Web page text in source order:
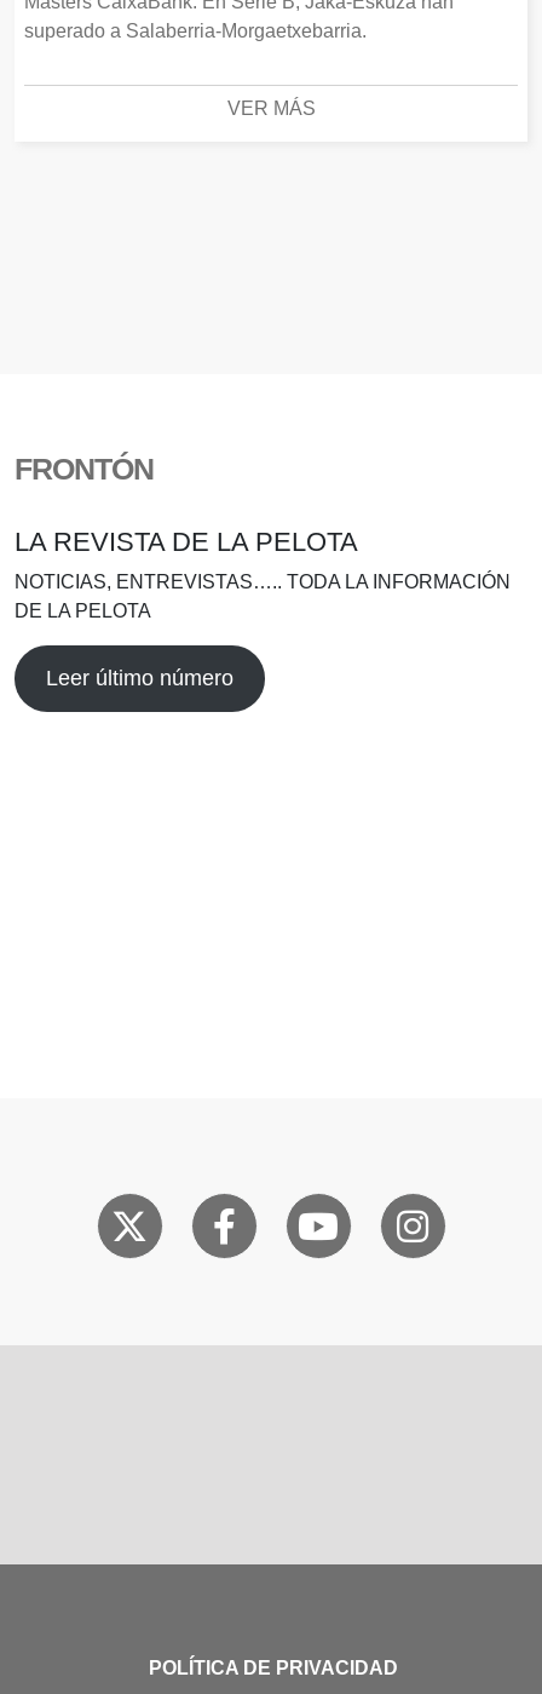
superado a Salaberria-Morgaetxebarria.
VER MÁS
FRONTÓN
LA REVISTA DE LA PELOTA
NOTICIAS, ENTREVISTAS….. TODA LA INFORMACIÓN
DE LA PELOTA
Leer último número
POLÍTICA DE PRIVACIDAD